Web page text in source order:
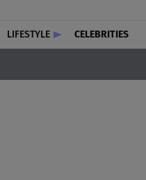
LIFESTYLE CELEBRITIES